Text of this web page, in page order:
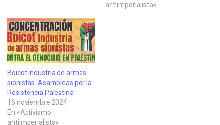
antiimperialista»
Boicot industria de armas
sionistas. Asambleas por la
Resistencia Palestina
16 noviembre 2024
En «Activismo
antiimperialista»